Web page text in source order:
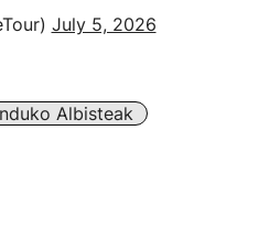
July 5, 2026
Albisteak